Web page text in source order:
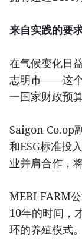
来自实践的要
在气候变化日
志明市——这个
一国家财政预
Saigon Co.op
和ESG标准投
业并肩合作，
MEBI FARM
10年的时间，
环的养殖模式。